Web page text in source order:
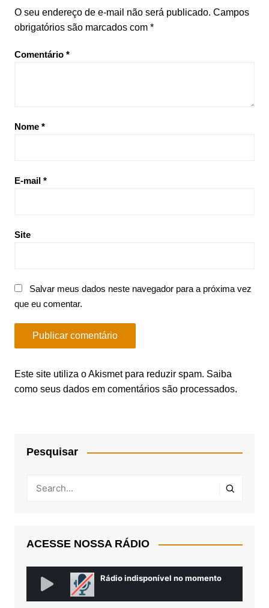
O seu endereço de e-mail não será publicado. Campos
obrigatórios são marcados com *
Comentário *
Nome *
E-mail *
Site
Salvar meus dados neste navegador para a próxima vez
que eu comentar.
Este site utiliza o Akismet para reduzir spam. Saiba
como seus dados em comentários são processados.
Pesquisar
ACESSE NOSSA RÁDIO